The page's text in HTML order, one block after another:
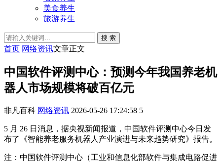
美食养生
旅游养生
搜 索
首页 网络资讯文章正文
中国软件评测中心：预测今年我国养老机
器人市场规模将破百亿元
非凡百科 网络资讯 2026-05-26 17:24:58 5
5 月 26 日消息，据央视新闻报道，中国软件评测中心今日发
布了《智能养老服务机器人产业演进与未来趋势研究》报告。
注：中国软件评测中心（工业和信息化部软件与集成电路促进